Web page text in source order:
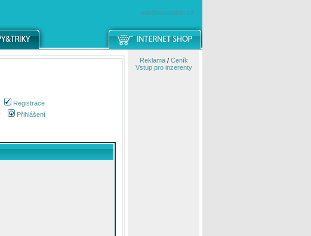
windowsmobile.cz
Registrace
Přihlášení
Reklama/ Ceník
Vstup pro inzerenty